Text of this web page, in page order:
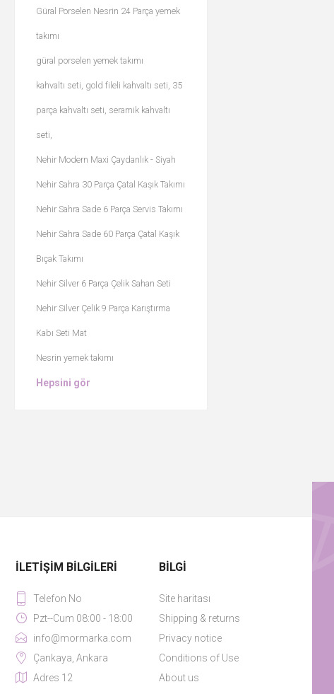
Güral Porselen Nesrin 24 Parça yemek
takımı
güral porselen yemek takımı
kahvaltı seti, gold fileli kahvaltı seti, 35
parça kahvaltı seti, seramik kahvaltı
seti,
Nehir Modern Maxi Çaydanlık - Siyah
Nehir Sahra 30 Parça Çatal Kaşık Takımı
Nehir Sahra Sade 6 Parça Servis Takımı
Nehir Sahra Sade 60 Parça Çatal Kaşık
Bıçak Takımı
Nehir Silver 6 Parça Çelik Sahan Seti
Nehir Silver Çelik 9 Parça Karıştırma
Kabı Seti Mat
Nesrin yemek takımı
Hepsini gör
İLETIŞIM BILGILERI
Telefon No
Pzt--Cum 08:00 - 18:00
info@mormarka.com
Çankaya, Ankara
Adres 12
BILGI
Site haritası
Shipping & returns
Privacy notice
Conditions of Use
About us